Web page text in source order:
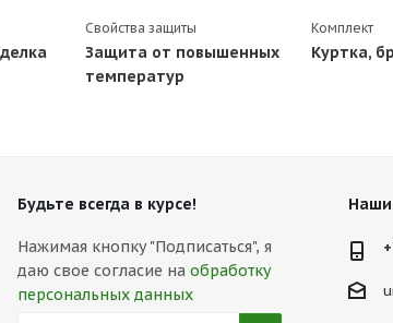
Свойства защиты
Защита от повышенных
температур
Комплект
Куртка,
Будьте всегда в курсе!
Нажимая кнопку "Подписаться", я
даю свое согласие на обработку
персональных данных
Наши